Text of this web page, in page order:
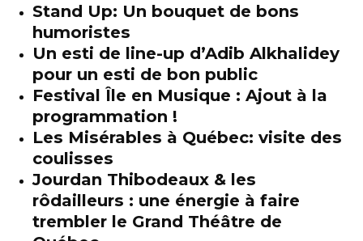
Stand Up: Un bouquet de bons
humoristes
Un esti de line-up d’Adib Alkhalidey
pour un esti de bon public
Festival Île en Musique : Ajout à la
programmation !
Les Misérables à Québec: visite des
coulisses
Jourdan Thibodeaux & les
rôdailleurs : une énergie à faire
trembler le Grand Théâtre de